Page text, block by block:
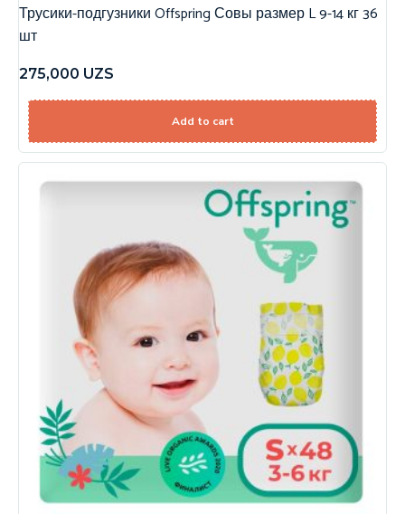
Трусики-подгузники Offspring Совы размер L 9-14 кг 36
шт
275,000 UZS
Add to cart